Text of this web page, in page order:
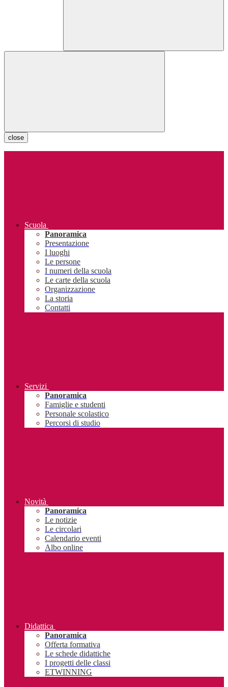
close
Scuola
Panoramica
Presentazione
I luoghi
Le persone
I numeri della scuola
Le carte della scuola
Organizzazione
La storia
Contatti
Servizi
Panoramica
Famiglie e studenti
Personale scolastico
Percorsi di studio
Novità
Panoramica
Le notizie
Le circolari
Calendario eventi
Albo online
Didattica
Panoramica
Offerta formativa
Le schede didattiche
I progetti delle classi
ETWINNING